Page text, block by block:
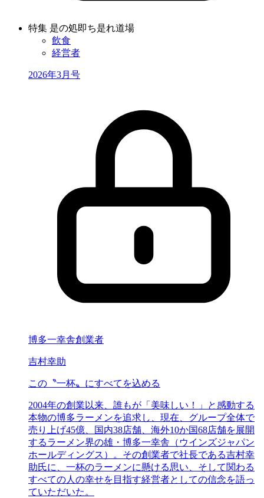
特集 是の処即ち是れ道場
飲食
経営者
2026年3月号
博多一幸舎創業者
吉村幸助
この〝一杯〟にすべてを込める
2004年の創業以来、誰もが「美味しい！」と感動する
本物の博多ラーメンを追求し、現在、グループ全体で
売り上げ45億、国内38店舗、海外10か国68店舗を展開
するラーメン界の雄・博多一幸舎（ウインズジャパン
ホールディングス）。その創業者で社長である吉村幸
助氏に、一杯のラーメンに懸ける思い、そして関わる
すべての人の幸せを目指す経営者としての信念を語っ
ていただいた。